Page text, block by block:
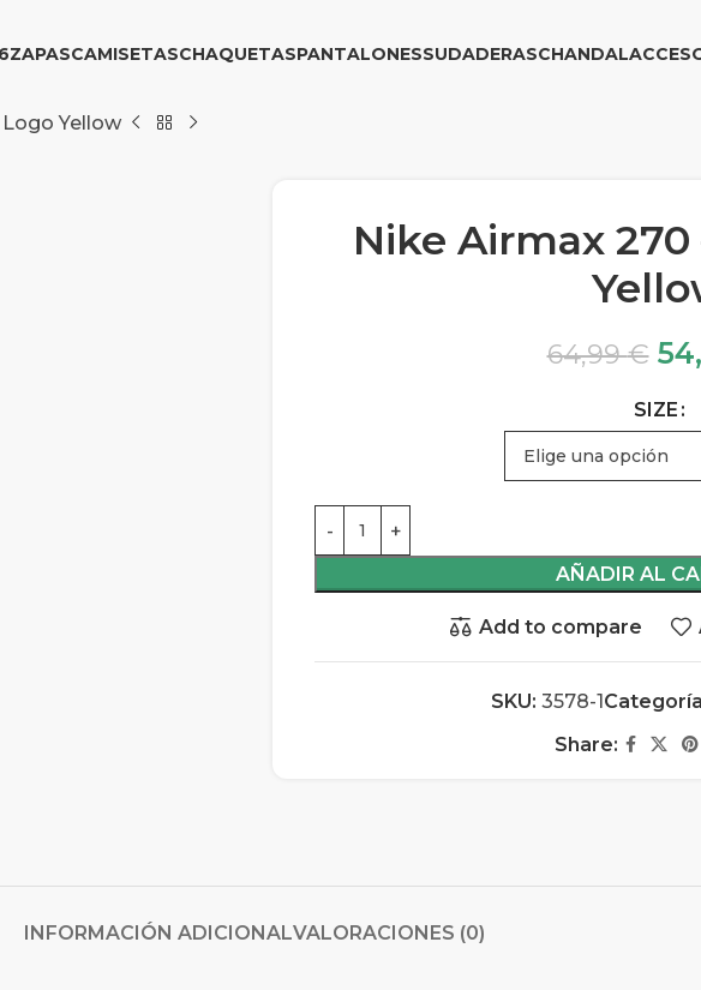
ZAPASCAMISETASCHAQUETASPANTALONESSUDADERASCHANDAL
Yellow
Nike Airmax
64,99€
SIZE
AÑADIR AL
Add to compare
SKU: 3578-1
Share:
INFORMACIÓN ADICIONALVALORACIONES (0)